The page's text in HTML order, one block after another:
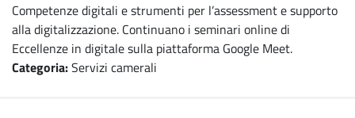
Competenze digitali e strumenti per l’assessment e supporto
alla digitalizzazione. Continuano i seminari online di
Eccellenze in digitale sulla piattaforma Google Meet.
Categoria:Servizi camerali